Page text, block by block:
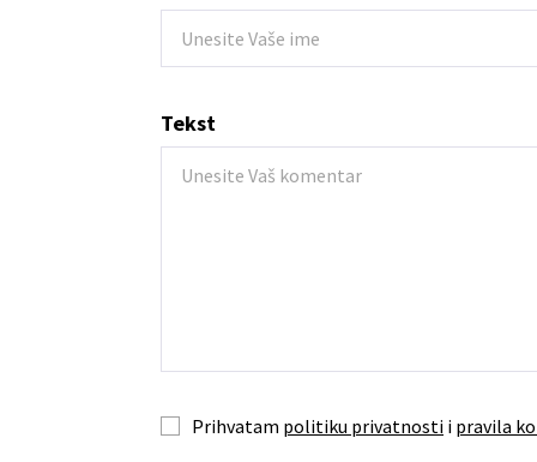
Tekst
Prihvatam politiku privatnosti i pravila